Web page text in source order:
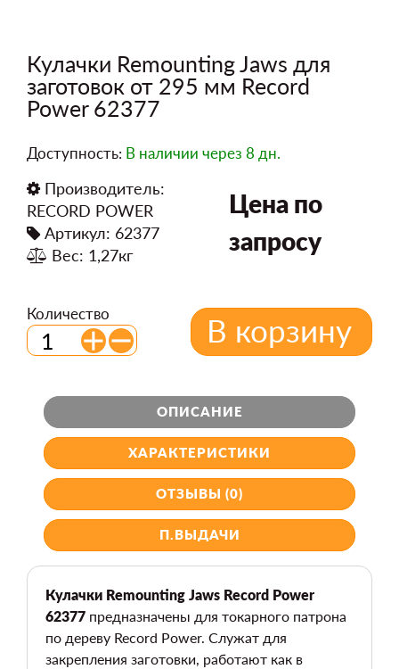
Кулачки Remounting Jaws для
заготовок от 295 мм Record
Power 62377
Доступность: В наличии через 8 дн.
Производитель:
RECORD POWER
Артикул: 62377
Вес: 1,27кг
Цена по
запросу
Количество В корзину
ОПИСАНИЕ
ХАРАКТЕРИСТИКИ
ОТЗЫВЫ (0)
П.ВЫДАЧИ
Кулачки Remounting Jaws Record Power
62377 предназначены для токарного патрона
по дереву Record Power. Служат для
закрепления заготовки, работают как в